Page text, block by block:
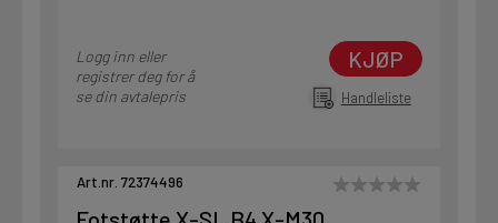
Logg inn eller
registrer deg for å
se din avtalepris
KJØP
Handleliste
Art.nr. 72374496